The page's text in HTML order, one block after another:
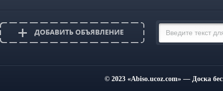
© 2023 «Abiso.ucoz.com» — Доска